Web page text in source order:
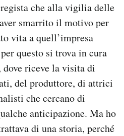
che alla vigilia delle
smarrito il motivo per
vita a quell’impresa
questo si trova in cura
riceve la visita di
del produttore, di attrici
che cercano di
anticipazione. Ma ho
di una storia, perché